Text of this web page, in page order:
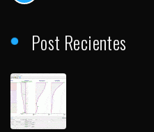
Post Recientes